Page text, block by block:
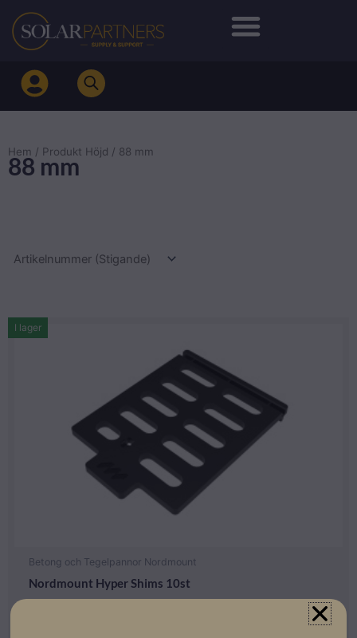
Hoppa
innehåll
Hem / Produkt Höjd / 88 mm
88 mm
Betong och Tegelpannor Nordmount
Nordmount Hyper Shims 10st
I lager